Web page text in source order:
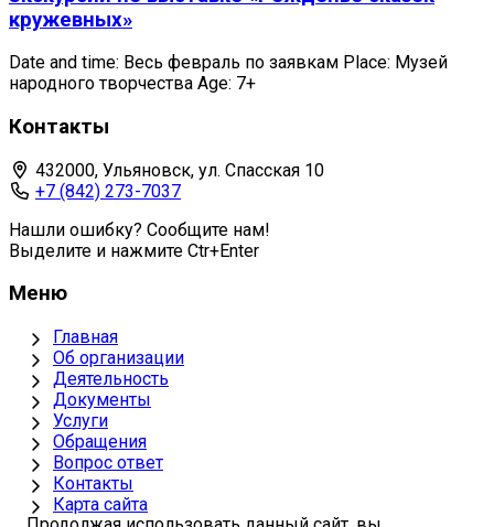
кружевных»
Date and time: Весь февраль по заявкам Place: Музей
народного творчества Age: 7+
Контакты
432000, Ульяновск, ул. Спасская 10
+7 (842) 273-7037
Нашли ошибку? Сообщите нам!
Выделите и нажмите Ctr+Enter
Меню
Главная
Об организации
Деятельность
Документы
Услуги
Обращения
Вопрос ответ
Контакты
Карта сайта